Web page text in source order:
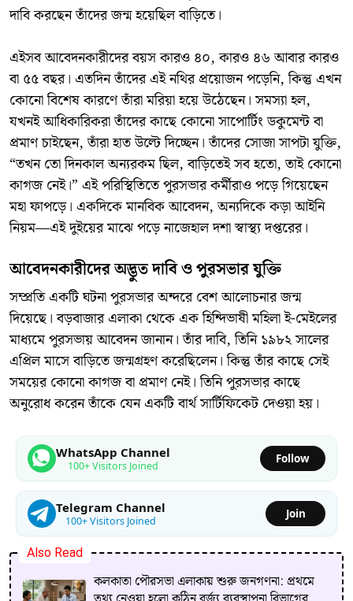
দাবি করছেন তাঁদের জন্ম হয়েছিল বাড়িতে।
​এইসব আবেদনকারীদের বয়স কারও ৪০, কারও ৪৬ আবার কারও
বা ৫৫ বছর। এতদিন তাঁদের এই নথির প্রয়োজন পড়েনি, কিন্তু এখন
কোনো বিশেষ কারণে তাঁরা মরিয়া হয়ে উঠেছেন। সমস্যা হল,
যখনই আধিকারিকরা তাঁদের কাছে কোনো সাপোর্টিং ডকুমেন্ট বা
প্রমাণ চাইছেন, তাঁরা হাত উল্টে দিচ্ছেন। তাঁদের সোজা সাপটা যুক্তি,
“তখন তো দিনকাল অন্যরকম ছিল, বাড়িতেই সব হতো, তাই কোনো
কাগজ নেই।” এই পরিস্থিতিতে পুরসভার কর্মীরাও পড়ে গিয়েছেন
মহা ফাপড়ে। একদিকে মানবিক আবেদন, অন্যদিকে কড়া আইনি
নিয়ম—এই দুইয়ের মাঝে পড়ে নাজেহাল দশা স্বাস্থ্য দপ্তরের।
​আবেদনকারীদের অদ্ভুত দাবি ও পুরসভার যুক্তি
​সম্প্রতি একটি ঘটনা পুরসভার অন্দরে বেশ আলোচনার জন্ম
দিয়েছে। বড়বাজার এলাকা থেকে এক হিন্দিভাষী মহিলা ই-মেইলের
মাধ্যমে পুরসভায় আবেদন জানান। তাঁর দাবি, তিনি ১৯৮২ সালের
এপ্রিল মাসে বাড়িতে জন্মগ্রহণ করেছিলেন। কিন্তু তাঁর কাছে সেই
সময়ের কোনো কাগজ বা প্রমাণ নেই। তিনি পুরসভার কাছে
অনুরোধ করেন তাঁকে যেন একটি বার্থ সার্টিফিকেট দেওয়া হয়।
WhatsApp Channel
100+ Visitors Joined
Follow
Telegram Channel
100+ Visitors Joined
Join
Also Read
কলকাতা পৌরসভা এলাকায় শুরু জনগণনা: প্রথমে